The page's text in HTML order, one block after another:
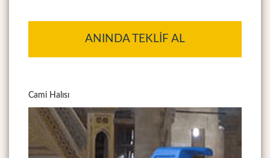
ANINDA TEKLIF AL
Cami Halısı